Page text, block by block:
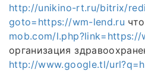
http://unikino-rt.ru/bitrix/
goto=https://wm-lend.ru что
mob.com/l.php?link=https://
организация
http://www.google.tl/